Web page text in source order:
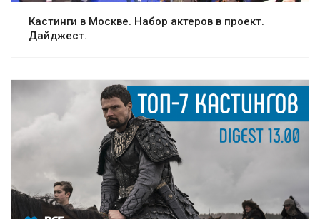
Кастинги в Москве. Набор актеров в проект.
Дайджест.